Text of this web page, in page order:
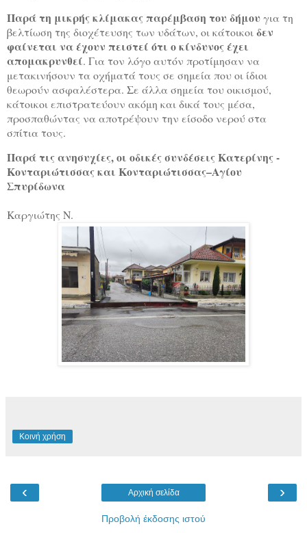
Παρά τη μικρής κλίμακας παρέμβαση του δήμουγια τη
βελτίωση της διοχέτευσης των υδάτων, οι κάτοικοιδεν
φαίνεται να έχουν πειστεί ότι ο κίνδυνος έχει
απομακρυνθεί. Για τον λόγο αυτόν προτίμησαν να
μετακινήσουν τα οχήματά τους σε σημεία που οι ίδιοι
θεωρούν ασφαλέστερα. Σε άλλα σημεία του οικισμού,
κάτοικοι επιστρατεύουν ακόμη και δικά τους μέσα,
προσπαθώντας να αποτρέψουν την είσοδο νερού στα
σπίτια τους.
Παρά τις ανησυχίες, οι οδικές συνδέσεις Κατερίνης -
Κονταριώτισσας και Κονταριώτισσας–Αγίου
Σπυρίδωνα
Καργιώτης Ν.
Κοινή χρήση
‹ ›
Αρχική σελίδα
Προβολή έκδοσης ιστού